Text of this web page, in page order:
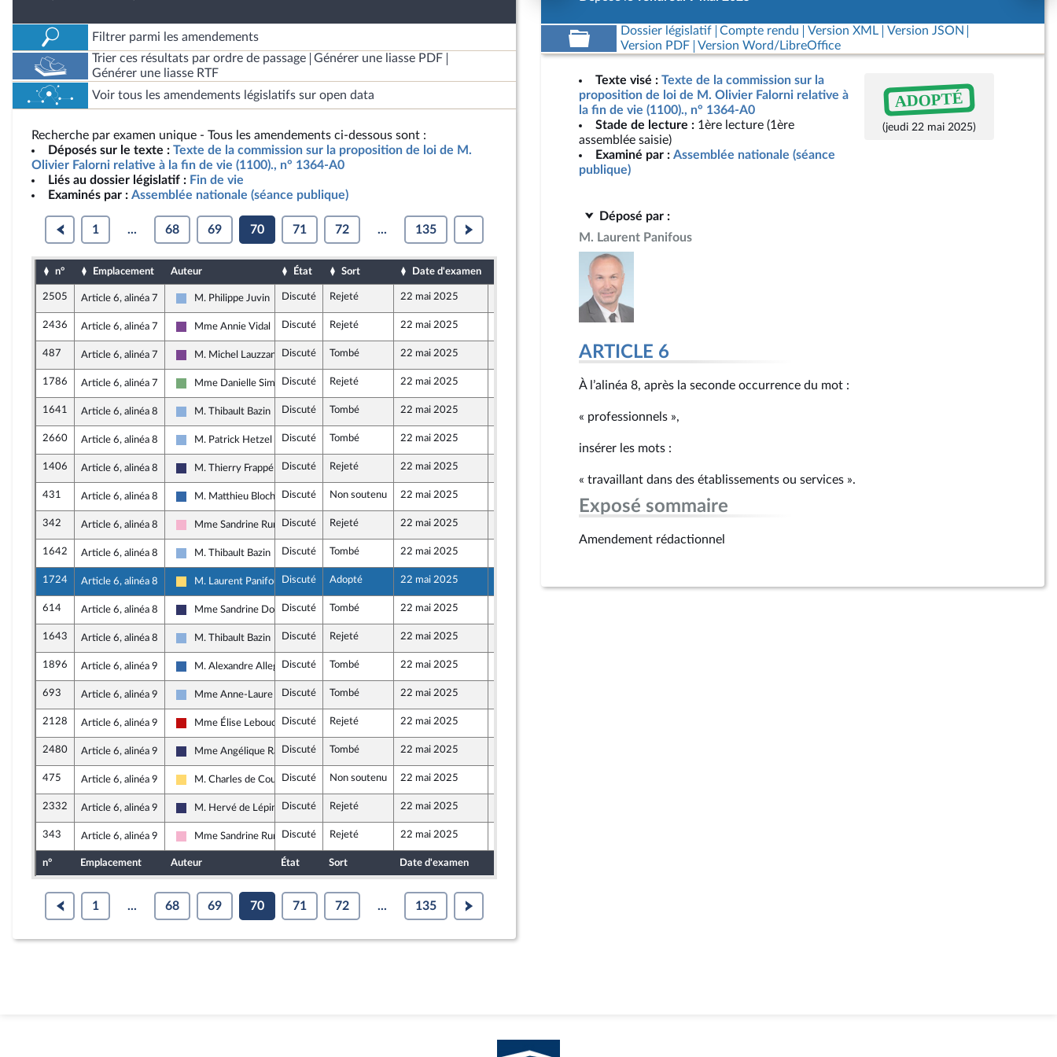
Filtrer parmi les amendements
Trier ces résultats par ordre de passage
Générer une liasse PDF
Générer une liasse RTF
Voir tous les amendements législatifs sur open data
Recherche par examen unique - Tous les amendements ci-dessous sont :
Déposés sur le texte : Texte de la commission sur la proposition de loi de M.
Olivier Falorni relative à la fin de vie (1100)., n° 1364-A0
Liés au dossier législatif : Fin de vie
Examinés par : Assemblée nationale (séance publique)
1 ... 68 69 70 71 72 ... 135
n° Emplacement Auteur État Sort Date d'examen
2505 Article 6, alinéa 7
Droite Républicaine
M. Philippe Juvin Discuté Rejeté 22 mai 2025
2436 Article 6, alinéa 7
Ensemble pour la République
Mme Annie Vidal Discuté Rejeté 22 mai 2025
487 Article 6, alinéa 7
Ensemble pour la République
M. Michel Lauzzana Discuté Tombé 22 mai 2025
1786 Article 6, alinéa 7
Écologiste et Social
Mme Danielle SimonnetDiscuté Rejeté 22 mai 2025
1641 Article 6, alinéa 8
Droite Républicaine
M. Thibault Bazin Discuté Tombé 22 mai 2025
2660 Article 6, alinéa 8
Droite Républicaine
M. Patrick Hetzel Discuté Tombé 22 mai 2025
1406 Article 6, alinéa 8
Rassemblement National
M. Thierry Frappé Discuté Rejeté 22 mai 2025
431 Article 6, alinéa 8
UDR
M. Matthieu Bloch Discuté Non soutenu 22 mai 2025
342 Article 6, alinéa 8
Socialistes et apparentés
Mme Sandrine RunelDiscuté Rejeté 22 mai 2025
1642 Article 6, alinéa 8
Droite Républicaine
M. Thibault Bazin Discuté Tombé 22 mai 2025
1724 Article 6, alinéa 8
Libertés, Indépendants, Outre-mer et Territoires
M. Laurent PanifousDiscuté Adopté 22 mai 2025
614 Article 6, alinéa 8
Rassemblement National
Mme Sandrine Dogor-Such
Discuté Tombé 22 mai 2025
1643 Article 6, alinéa 8
Droite Républicaine
M. Thibault Bazin Discuté Rejeté 22 mai 2025
1896 Article 6, alinéa 9
UDR
M. Alexandre Allegret-Pilot
Discuté Tombé 22 mai 2025
693 Article 6, alinéa 9
Droite Républicaine
Mme Anne-Laure BlinDiscuté Tombé 22 mai 2025
2128 Article 6, alinéa 9
La France insoumise - Nouveau Front Populaire
Mme Élise LeboucherDiscuté Rejeté 22 mai 2025
2480 Article 6, alinéa 9
Rassemblement National
Mme Angélique RancDiscuté Tombé 22 mai 2025
475 Article 6, alinéa 9
Libertés, Indépendants, Outre-mer et Territoires
M. Charles de CoursonDiscuté Non soutenu 22 mai 2025
2332 Article 6, alinéa 9
Rassemblement National
M. Hervé de LépinauDiscuté Rejeté 22 mai 2025
343 Article 6, alinéa 9
Socialistes et apparentés
Mme Sandrine RunelDiscuté Rejeté 22 mai 2025
n° Emplacement Auteur État Sort Date d'examen
1 ... 68 69 70 71 72 ... 135
Dossier législatif Compte rendu Version XML
Version JSON
Version PDF
Version Word/LibreOffice
Texte visé : Texte de la commission sur la
proposition de loi de M. Olivier Falorni relative à
la fin de vie (1100)., n° 1364-A0
Stade de lecture : 1ère lecture (1ère
assemblée saisie)
Examiné par : Assemblée nationale (séance
publique)
ADOPTÉ
(jeudi 22 mai 2025)
Déposé par :
M. Laurent Panifous
ARTICLE 6
À l’alinéa 8, après la seconde occurrence du mot :
« professionnels »,
insérer les mots :
« travaillant dans des établissements ou services ».
Exposé sommaire
Amendement rédactionnel